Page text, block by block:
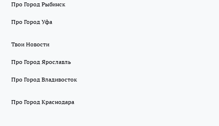
Про Город Рыбинск
Про Город Уфа
Твои Новости
Про Город Ярославль
Про Город Владивосток
Про Город Краснодара